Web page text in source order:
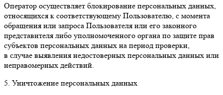
Оператор осуществляет блокирование персональных данных,
относящихся к соответствующему Пользователю, с момента
обращения или запроса Пользователя или его законного
представителя либо уполномоченного органа по защите прав
субъектов персональных данных на период проверки,
в случае выявления недостоверных персональных данных или
неправомерных действий.
5. Уничтожение персональных данных